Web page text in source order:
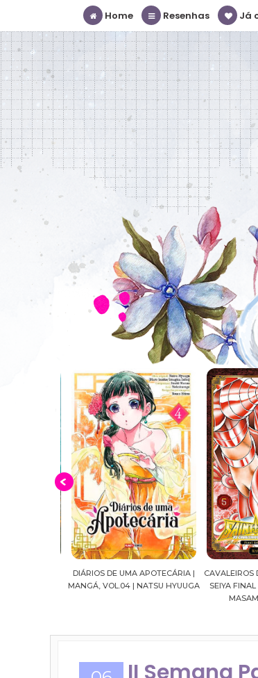
Home Resenhas Já
DIÁRIOS DE UMA APOTECÁRIA |
MANGÁ, VOL.04 | NATSU HYUUGA
CAVALEIROS
SEIYA FINAL